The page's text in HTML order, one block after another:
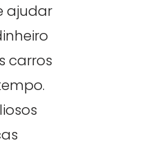
ajudar
carros